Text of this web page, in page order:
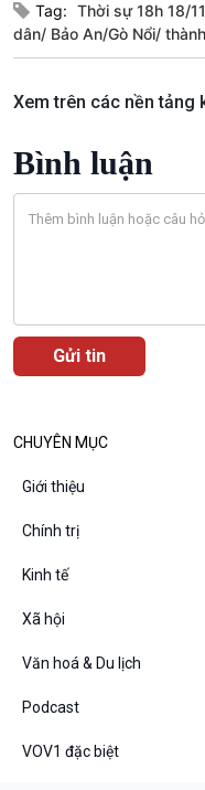
Podcast
VOV1 đặc biệt
Chân dung cuộc sống
Tag: Thời sự 18h 18/
dân/ Bảo An/Gò Nổi/
Xem trên các nền tảng
Bình luận
CHUYÊN MỤC
Giới thiệu
Chính trị
Kinh tế
Xã hội
Văn hoá & Du lịch
Podcast
VOV1 đặc biệt